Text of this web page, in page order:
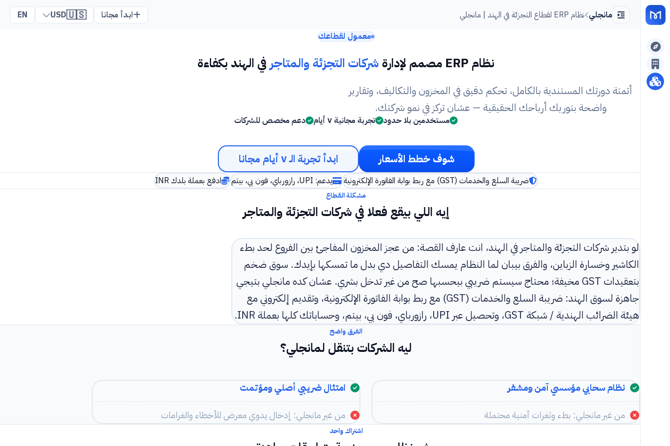
مانجلي نظام ERP لقطاع التجزئة في الهند | مانجلي ابدأ مجانا 🇺🇸
USD
EN
معمول لقطاعك
نظام ERP مصمم لإدارة شركات التجزئة والمتاجر في الهند بكفاءة
أتمتة دورتك المستندية بالكامل، تحكم دقيق في المخزون والتكاليف، وتقارير
واضحة بتوريك أرباحك الحقيقية — عشان تركز في نمو شركتك.
مستخدمين بلا حدود تجربة مجانية ٧ أيام دعم مخصص للشركات
شوف خطط الأسعار ابدأ تجربة الـ ٧ أيام مجانا
ضريبة السلع والخدمات (GST) مع ربط بوابة الفاتورة الإلكترونية يدعم: UPI، رازورباي، فون بي، بيتم ادفع بعملة بلدك INR
مشكلة القطاع
إيه اللي بيقع فعلا في شركات التجزئة والمتاجر
لو بتدير شركات التجزئة والمتاجر في الهند، انت عارف القصة: من عجز المخزون المفاجئ بين الفروع لحد بطء
الكاشير وخسارة الزباين، والفرق بيبان لما النظام يمسك التفاصيل دي بدل ما تمسكها بإيدك. سوق ضخم
بتعقيدات GST مخيفة؛ محتاج سيستم ضريبي بيحسبها صح من غير تدخل بشري. عشان كده مانجلي بتيجي
جاهزة لسوق الهند: ضريبة السلع والخدمات (GST) مع ربط بوابة الفاتورة الإلكترونية، وتقديم إلكتروني مع
هيئة الضرائب الهندية / شبكة GST، وتحصيل عبر UPI، رازورباي، فون بي، بيتم، وحساباتك كلها بعملة INR.
الفرق واضح
ليه الشركات بتنقل لمانجلي؟
نظام سحابي مؤسسي آمن ومشفر
من غير مانجلي: بطء وثغرات أمنية محتملة
امتثال ضريبي أصلي ومؤتمت
من غير مانجلي: إدخال يدوي معرض للأخطاء والغرامات
اشتراك واحد